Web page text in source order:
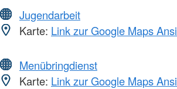
Jugendarbeit
Karte: Link zur Google Maps
Menübringdienst
Karte: Link zur Google Maps